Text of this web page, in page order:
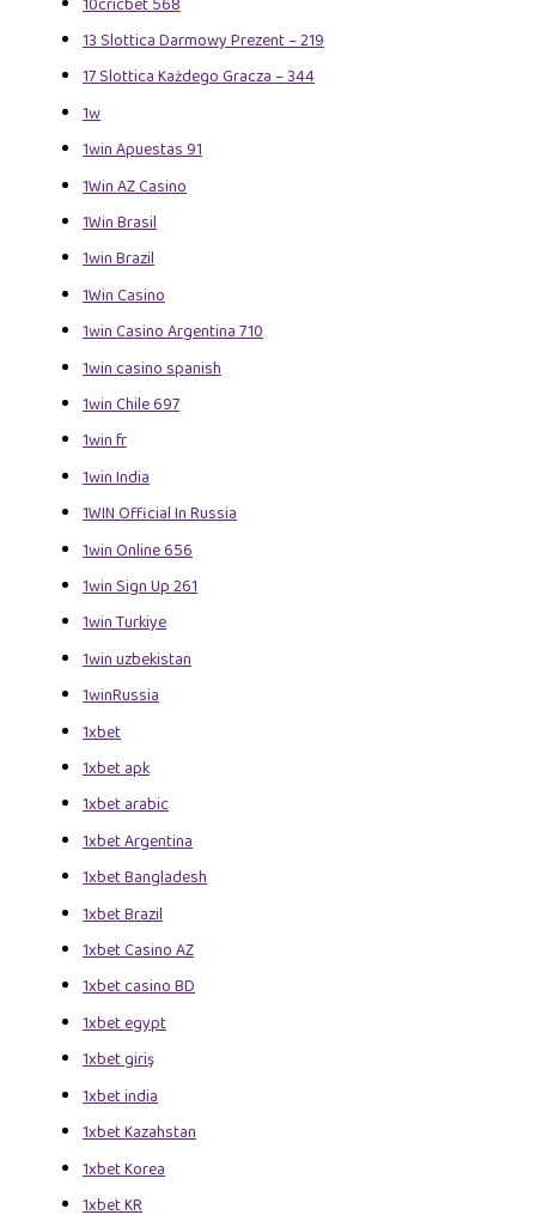
13 Slottica Darmowy Prezent – 219
17 Slottica Każdego Gracza – 344
1w
1win Apuestas 91
1Win AZ Casino
1Win Brasil
1win Brazil
1Win Casino
1win Casino Argentina 710
1win casino spanish
1win Chile 697
1win fr
1win India
1WIN Official In Russia
1win Online 656
1win Sign Up 261
1win Turkiye
1win uzbekistan
1winRussia
1xbet
1xbet apk
1xbet arabic
1xbet Argentina
1xbet Bangladesh
1xbet Brazil
1xbet Casino AZ
1xbet casino BD
1xbet egypt
1xbet giriş
1xbet india
1xbet Kazahstan
1xbet Korea
1xbet KR